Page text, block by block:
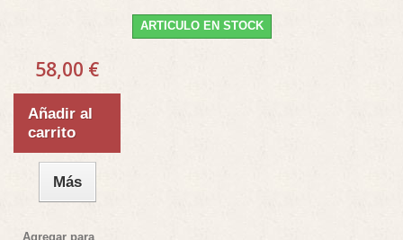
ARTICULO EN STOCK
58,00 €
Añadir al
carrito
Más
Agregar para